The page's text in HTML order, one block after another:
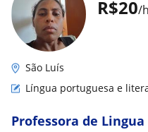
R$20/h
São Luís
Língua portuguesa e
Professora de